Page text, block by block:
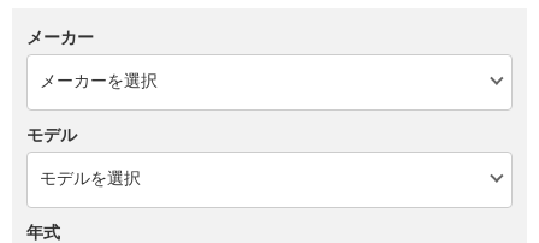
メーカー
モデル
年式